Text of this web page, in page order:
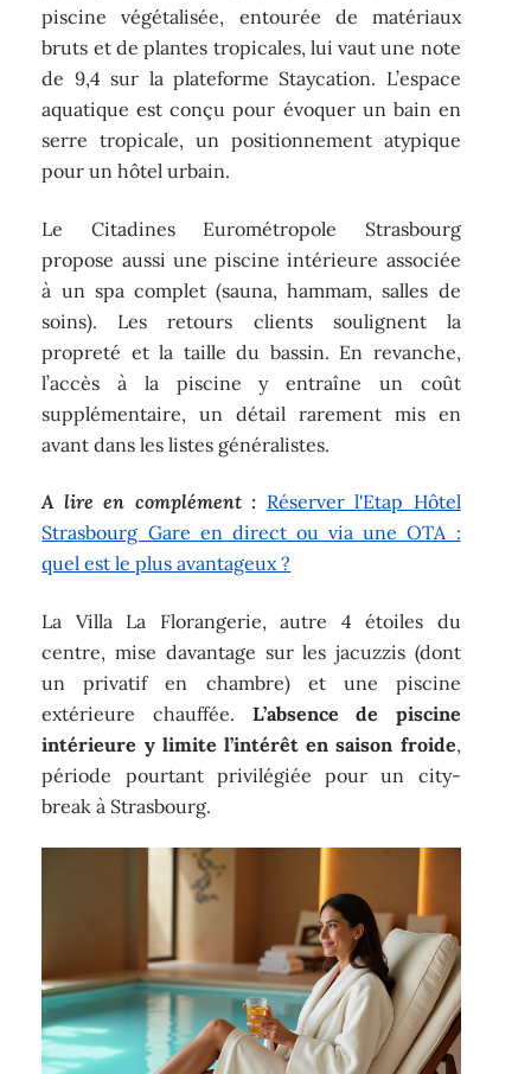
piscine végétalisée, entourée de matériaux
bruts et de plantes tropicales, lui vaut une note
de 9,4 sur la plateforme Staycation. L’espace
aquatique est conçu pour évoquer un bain en
serre tropicale, un positionnement atypique
pour un hôtel urbain.
Le Citadines Eurométropole Strasbourg
propose aussi une piscine intérieure associée
à un spa complet (sauna, hammam, salles de
soins). Les retours clients soulignent la
propreté et la taille du bassin. En revanche,
l’accès à la piscine y entraîne un coût
supplémentaire, un détail rarement mis en
avant dans les listes généralistes.
A lire en complément : Réserver l'Etap Hôtel
Strasbourg Gare en direct ou via une OTA :
quel est le plus avantageux ?
La Villa La Florangerie, autre 4 étoiles du
centre, mise davantage sur les jacuzzis (dont
un privatif en chambre) et une piscine
extérieure chauffée. L’absence de piscine
intérieure y limite l’intérêt en saison froide,
période pourtant privilégiée pour un city-
break à Strasbourg.